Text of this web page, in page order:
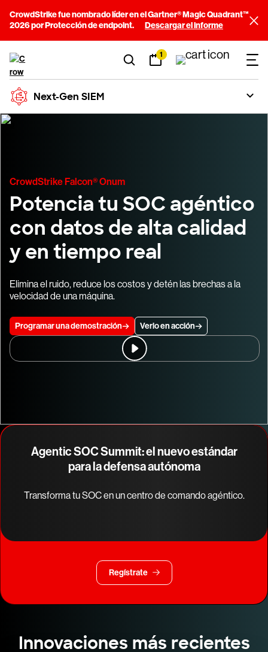
CrowdStrike fue nombrado líder en el Gartner® Magic Quadrant™
2026 por Protección de endpoint.
Descargar el informe
1
Next-Gen SIEM
CrowdStrike Falcon® Onum
Potencia tu SOC agéntico
con datos de alta calidad
y en tiempo real
Elimina el ruido, reduce los costos y detén las brechas a la
velocidad de una máquina.
Programar una demostración Verlo en acción
Agentic SOC Summit: el nuevo estándar
para la defensa autónoma
Transforma tu SOC en un centro de comando agéntico.
Regístrate
Innovaciones más recientes